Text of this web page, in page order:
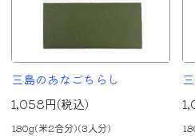
三島のあなごちらし
1,058円(税込)
180g(米2合分)(3人分)